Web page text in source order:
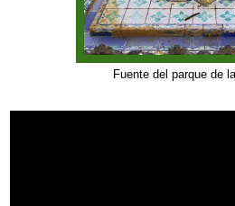
Fuente del parque de